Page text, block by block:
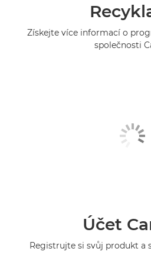
Získejte více informací o
společnosti
Účet
Registrujte si svůj produkt a